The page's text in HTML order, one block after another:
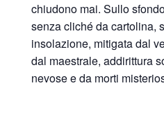
chiudono mai. Sullo
senza cliché da cartolina,
insolazione, mitigata dal
dal maestrale, addirittura
nevose e da morti